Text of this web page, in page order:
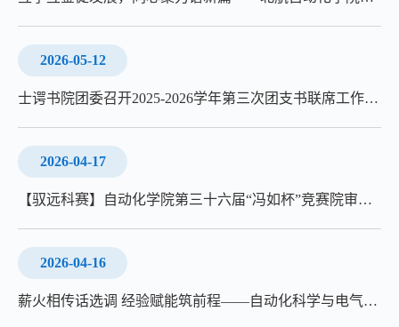
2026-05-12
士谔书院团委召开2025-2026学年第三次团支书联席工作会暨“聚心”活动表彰会
2026-04-17
【驭远科赛】自动化学院第三十六届“冯如杯”竞赛院审答辩顺利举行
2026-04-16
薪火相传话选调 经验赋能筑前程——自动化科学与电气工程学院举办选调求职经验分享会